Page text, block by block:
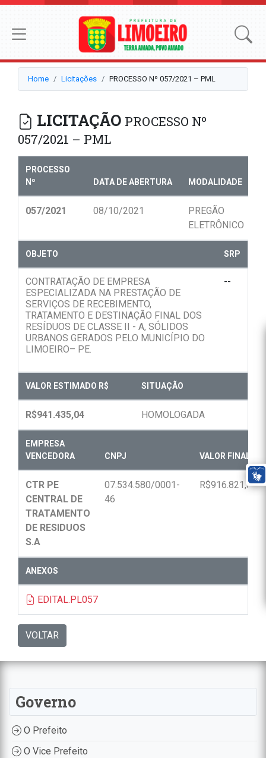
Home Licitações PROCESSO Nº 057/2021 – PML
LICITAÇÃO PROCESSO Nº
057/2021 – PML
PROCESSO
Nº
DATA DE ABERTURA MODALIDADE
057/2021 08/10/2021
PREGÃO
ELETRÔNICO
OBJETO SRP
CONTRATAÇÃO DE EMPRESA
ESPECIALIZADA NA PRESTAÇÃO DE
SERVIÇOS DE RECEBIMENTO,
TRATAMENTO E DESTINAÇÃO FINAL DOS
RESÍDUOS DE CLASSE II - A, SÓLIDOS
URBANOS GERADOS PELO MUNICÍPIO DO
LIMOEIRO– PE.
--
VALOR ESTIMADO R$ SITUAÇÃO
R$941.435,04 HOMOLOGADA
EMPRESA
VENCEDORA
CNPJ VALOR FINAL R$
CTR PE
CENTRAL DE
TRATAMENTO
DE RESIDUOS
S.A
07.534.580/0001-
46
R$916.821,36
ANEXOS
EDITAL.PL057
VOLTAR
Governo
O Prefeito
O Vice Prefeito